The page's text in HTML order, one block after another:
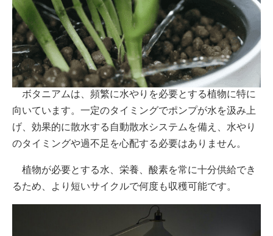
ボタニアムは、頻繁に水やりを必要とする植物に特に
向いています。一定のタイミングでポンプが水を汲み上
げ、効果的に散水する自動散水システムを備え、水やり
のタイミングや過不足を心配する必要はありません。
植物が必要とする水、栄養、酸素を常に十分供給でき
るため、より短いサイクルで何度も収穫可能です。